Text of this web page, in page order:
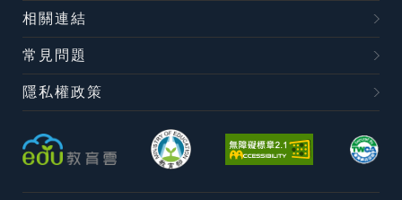
相關連結
常見問題
隱私權政策